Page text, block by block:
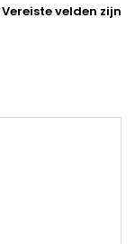
Vereiste velden zijn